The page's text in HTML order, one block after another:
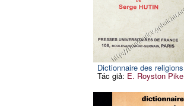
Dictionnaire des religions
Tác giả: E. Royston Pike